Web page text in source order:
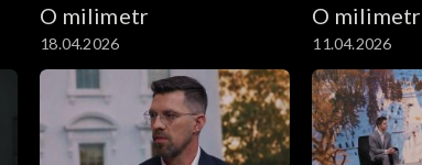
O milimetr
18.04.2026
O milimetr
11.04.2026